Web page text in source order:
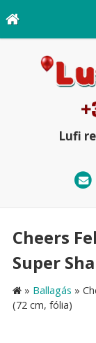
Lufi
Cheers
Super
» Ballagás »
(72 cm, fólia)